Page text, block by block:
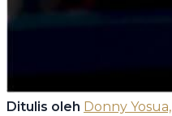
Ditulis oleh Donny